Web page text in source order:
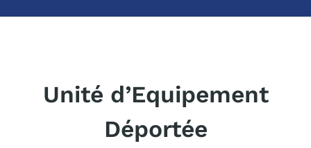
Unité d’Equipement
Déportée